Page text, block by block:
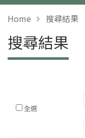
Home 搜尋結果
搜尋結果
全選